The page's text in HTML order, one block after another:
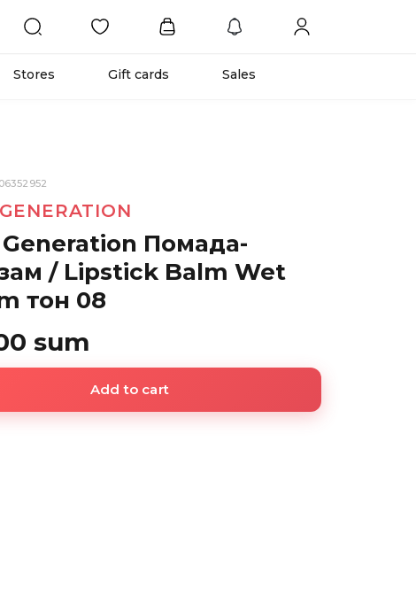
Stores Gift cards Sales
Помада-
/ Lipstick Balm Wet
тон 08
sum
Add to cart